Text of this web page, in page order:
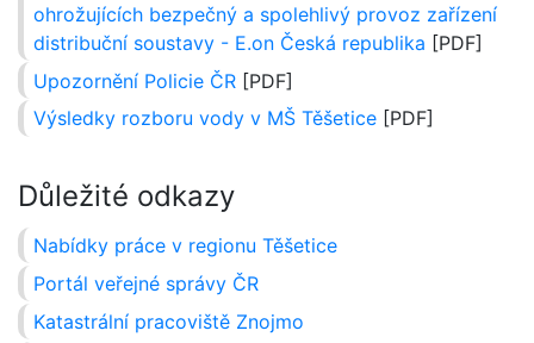
ohrožujících bezpečný a spolehlivý provoz zařízení
distribuční soustavy - E.on Česká republika [PDF]
Upozornění Policie ČR[PDF]
Výsledky rozboru vody v MŠ Těšetice[PDF]
Důležité odkazy
Nabídky práce v regionu Těšetice
Portál veřejné správy ČR
Katastrální pracoviště Znojmo